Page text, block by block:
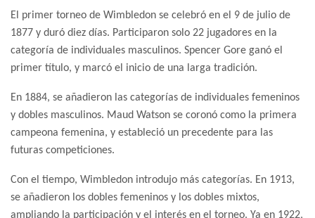
El primer torneo de Wimbledon se celebró en el 9 de julio de
1877 y duró diez días. Participaron solo 22 jugadores en la
categoría de individuales masculinos. Spencer Gore ganó el
primer título, y marcó el inicio de una larga tradición.
En 1884, se añadieron las categorías de individuales femeninos
y dobles masculinos. Maud Watson se coronó como la primera
campeona femenina, y estableció un precedente para las
futuras competiciones.
Con el tiempo, Wimbledon introdujo más categorías. En 1913,
se añadieron los dobles femeninos y los dobles mixtos,
ampliando la participación y el interés en el torneo. Ya en 1922,